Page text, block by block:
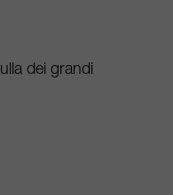
dei grandi